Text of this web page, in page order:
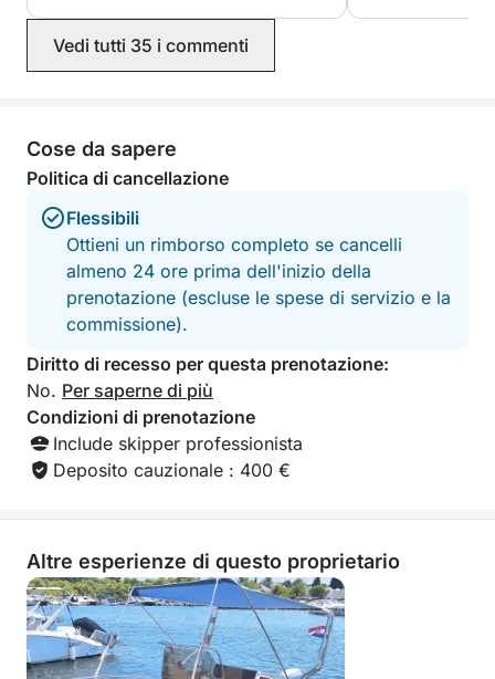
Vedi tutti 35 i commenti
Cose da sapere
Politica di cancellazione
Flessibili
Ottieni un rimborso completo se cancelli
almeno 24 ore prima dell'inizio della
prenotazione (escluse le spese di servizio e la
commissione).
Diritto di recesso per questa prenotazione:
No. Per saperne di più
Condizioni di prenotazione
Include skipper professionista
Deposito cauzionale : 400 €
Altre esperienze di questo proprietario